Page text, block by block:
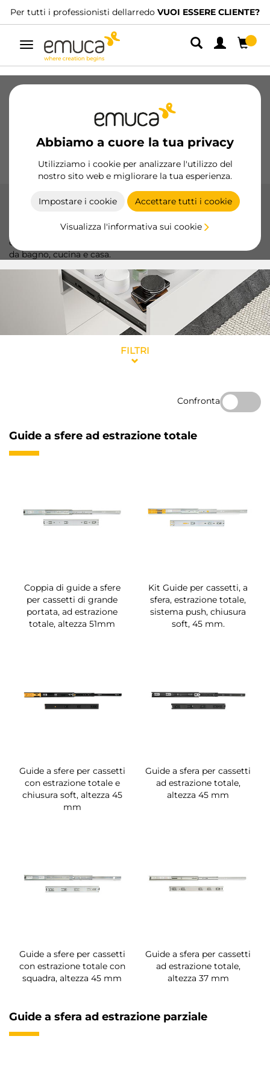
Per tutti i professionisti dellarredo VUOI ESSERE CLIENTE?
Navigazione
Abbiamo a cuore la tua privacy
Utilizziamo i cookie per analizzare l'utilizzo del
nostro sito web e migliorare la tua esperienza.
Impostare i cookie Accettare tutti i cookie
Visualizza l'informativa sui cookie
Cerniere
Scorrevoli Cucina
Guide a sfera
Le guide a sfere Emuca sono realizzate in acciaio di alta
qualità che garantisce resistenza e durata ideali per cassetti
da bagno, cucina e casa.
FILTRI
Confronta
Guide a sfere ad estrazione totale
Coppia di guide a sfere
per cassetti di grande
portata, ad estrazione
totale, altezza 51mm
Kit Guide per cassetti, a
sfera, estrazione totale,
sistema push, chiusura
soft, 45 mm.
Guide a sfere per cassetti
con estrazione totale e
chiusura soft, altezza 45
mm
Guide a sfera per cassetti
ad estrazione totale,
altezza 45 mm
Guide a sfere per cassetti
con estrazione totale con
squadra, altezza 45 mm
Guide a sfera per cassetti
ad estrazione totale,
altezza 37 mm
Guide a sfera ad estrazione parziale